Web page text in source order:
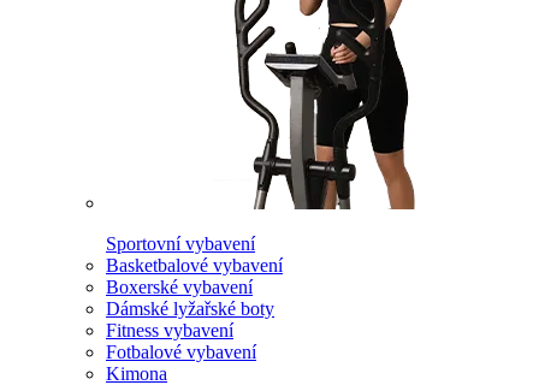
Sportovní vybavení
Basketbalové vybavení
Boxerské vybavení
Dámské lyžařské boty
Fitness vybavení
Fotbalové vybavení
Kimona